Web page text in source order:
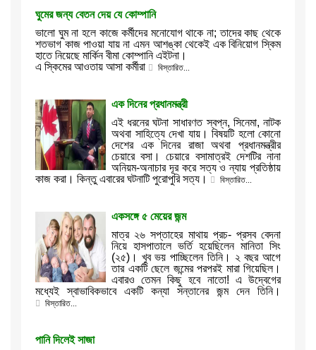
ঘুমের জন্য বেতন দেয় যে কোম্পানি
ভালো ঘুম না হলে কাজে কর্মীদের মনোযোগ থাকে না; তাদের কাছ থেকে
শতভাগ কাজ পাওয়া যায় না এমন আশঙ্কা থেকেই এক বিনিয়োগ স্কিম
হাতে নিয়েছে মার্কিন বীমা কোম্পানি এইটনা।
এ স্কিমের আওতায় আসা কর্মীরা
বিস্তারিত...
এক দিনের প্রধানমন্ত্রী
এই ধরনের ঘটনা সাধারণত স্বপ্ন, সিনেমা, নাটক
অথবা সাহিত্যে দেখা যায়। বিষয়টি হলো কোনো
দেশের এক দিনের রাজা অথবা প্রধানমন্ত্রীর
চেয়ারে বসা। চেয়ারে বসামাত্রই দেশটির নানা
অনিয়ম-অনাচার দূর করে সত্য ও ন্যায় প্রতিষ্ঠায়
কাজ করা। কিন্তু এবারের ঘটনাটি পুরোপুরি সত্য।
বিস্তারিত...
একসঙ্গে ৫ মেয়ের জন্ম
মাত্র ২৬ সপ্তাহের মাথায় প্রচ- প্রসব বেদনা
নিয়ে হাসপাতালে ভর্তি হয়েছিলেন মানিতা সিং
(২৫)। খুব ভয় পাচ্ছিলেন তিনি। ২ বছর আগে
তার একটি ছেলে জন্মের পরপরই মারা গিয়েছিল।
এবারও তেমন কিছু হবে নাতো! এ উদ্বেগের
মধ্যেই স্বাভাবিকভাবে একটি কন্যা সন্তানের জন্ম দেন তিনি।
বিস্তারিত...
পানি দিলেই সাজা